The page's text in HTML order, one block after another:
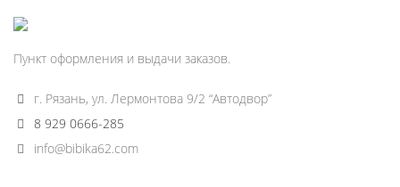
Пункт оформления и выдачи заказов.
г. Рязань, ул. Лермонтова 9/2 “Автодвор”
8 929 0666-285
info@bibika62.com